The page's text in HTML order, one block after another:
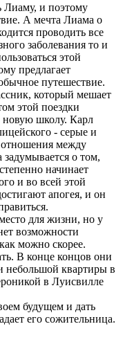
Лиаму, и поэтому
А мечта Лиама о
проводить все
заболевания то и
этой
предлагает
путешествие.
который мешает
этой поездки
новую школу. Карл
- серые и
отношения между
о том,
начинает
и во всей этой
апогея, и он
для жизни, но у
возможности
можно скорее.
В конце концов они
небольшой квартиры в
в Луисвилле
будущем и дать
его сожительница.